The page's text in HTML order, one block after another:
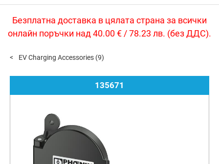
Безплатна доставка в цялата страна за всички
онлайн поръчки над 40.00 € / 78.23 лв. (без ДДС).
EV Charging Accessories (9)
135671